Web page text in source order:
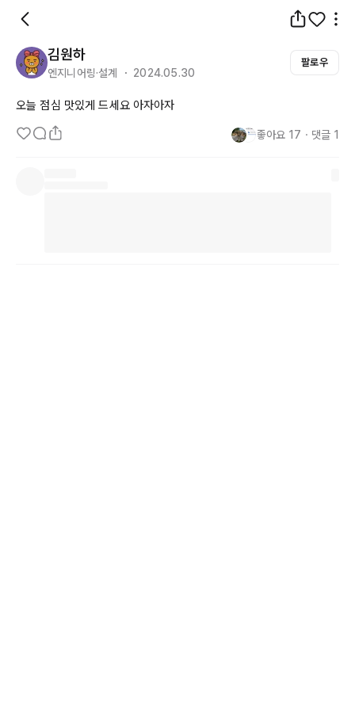
김원하
엔지니어링·설계 ・ 2024.05.30
팔로우
오늘 점심 맛있게 드세요 아자아자
좋아요 17 ・ 댓글 1